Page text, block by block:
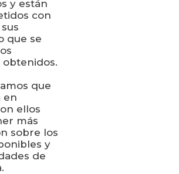
y están
con
que se
obtenidos.
que
en
ellos
más
sobre los
y
de